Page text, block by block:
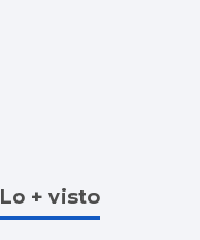
Lo + visto